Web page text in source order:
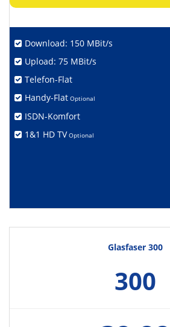
Download: 150 MBit/s
Upload: 75 MBit/s
Telefon-Flat
Handy-Flat Optional
ISDN-Komfort
1&1 HD TV Optional
Glasfaser 300
300